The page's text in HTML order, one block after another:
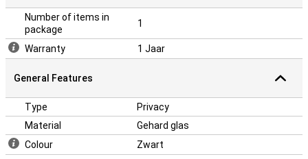
Number of items in
package
1
Warranty 1 Jaar
General Features
Type
Privacy
Material
Gehard glas
Colour
Zwart